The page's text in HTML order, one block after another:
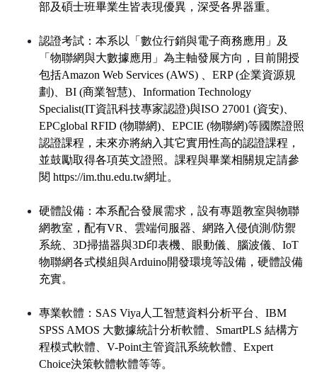
部及碩士班畢業生皆表現優異，深受各界器重。
認證考試：本系以「數位行銷與電子商務應用」及
「物聯網與大數據應用」為主軸發展方向，目前開授
包括Amazon Web Services (AWS) 、ERP (企業資源規
劃)、BI (商業智慧)、Information Technology
Specialist(IT資訊科技專家認證)與ISO 27001 (資安)、
EPCglobal RFID (物聯網)、EPCIE (物聯網)等國際證照
認證課程，未來亦將納入其它實用性高的認證課程，
並鼓勵取得各項英文證照。課程與畢業相關規定請參
閱 https://im.thu.edu.tw網址。
硬體設備：本系配合發展需求，設有專題教室與物聯
網教室，配有VR、 雲端伺服器、網路入侵偵測/防禦
系統、3D掃描器與3D印表機、眼動儀、腦波儀、IoT
物聯網各式模組與Arduino開發環境等設備，硬體設備
充實。
專業軟體：SAS Viya人工智慧資料分析平台、IBM
SPSS AMOS 大數據統計分析軟體、SmartPLS 結構方
程模式軟體、V-Point主管資訊系統軟體、Expert
Choice決策軟體軟體等等。